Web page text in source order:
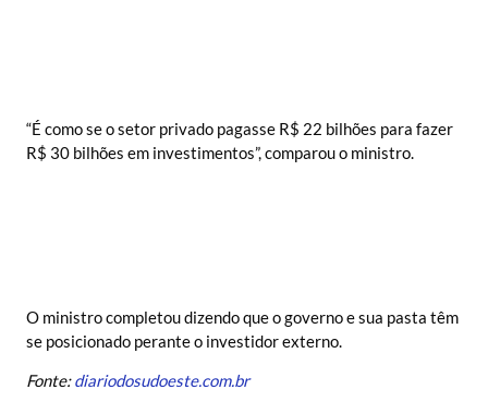
“É como se o setor privado pagasse R$ 22 bilhões para fazer
R$ 30 bilhões em investimentos”, comparou o ministro.
O ministro completou dizendo que o governo e sua pasta têm
se posicionado perante o investidor externo.
Fonte:diariodosudoeste.com.br